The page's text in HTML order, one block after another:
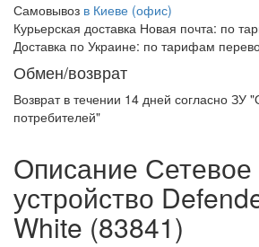
Самовывоз в Киеве (офис)
Курьерская доставка Новая почта: по
Доставка по Украине: по тарифам
Обмен/возврат
Возврат в течении 14 дней согласно ЗУ
потребителей"
Описание Сетевое
устройство
White (83841)